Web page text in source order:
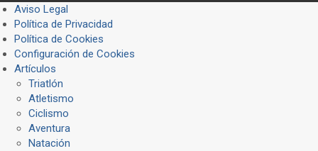
Aviso Legal
Política de Privacidad
Política de Cookies
Configuración de Cookies
Artículos
Triatlón
Atletismo
Ciclismo
Aventura
Natación